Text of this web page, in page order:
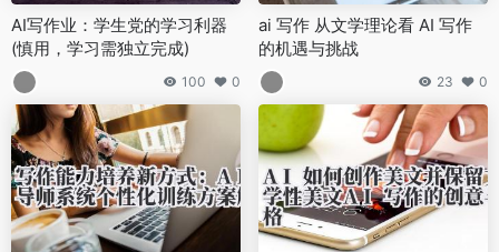
AI写作业：学生党的学习利器
(慎用，学习需独立完成)
100 0
ai 写作 从文学理论看 AI 写作
的机遇与挑战
23 0